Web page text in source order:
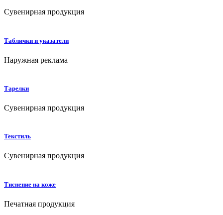
Сувенирная продукция
Таблички и указатели
Наружная реклама
Тарелки
Сувенирная продукция
Текстиль
Сувенирная продукция
Тиснение на коже
Печатная продукция